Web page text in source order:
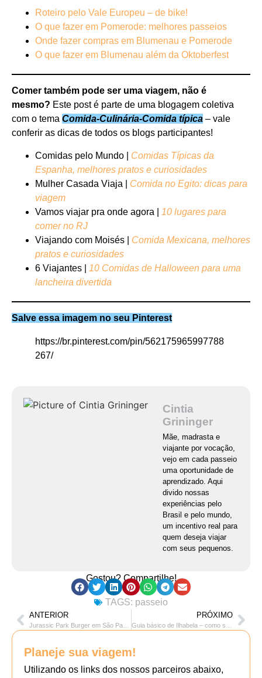
Roteiro pelo Vale Europeu – de bike!
O que fazer em Pomerode: melhores passeios
Onde fazer compras em Blumenau e Pomerode
O que fazer em Blumenau além da Oktoberfest
Comer também pode ser uma viagem, não é
mesmo? Este post é parte de uma blogagem coletiva
com o tema Comida-Culinária-Comida típica – vale
conferir as dicas de todos os blogs participantes!
Comidas pelo Mundo | Comidas Típicas da
Espanha, melhores pratos e curiosidades
Mulher Casada Viaja | Comida no Egito: dicas para
viagem
Vamos viajar pra onde agora | 10 lugares para
comer no RJ
Viajando com Moisés | Comida Mexicana, melhores
pratos e curiosidades
6 Viajantes | 10 Comidas de Halloween para uma
lancheira divertida
Salve essa imagem no seu Pinterest
https://br.pinterest.com/pin/562175965997788
267/
Cintia
Grininger
Mãe, madrasta e
viajante por vocação,
vejo em cada passeio
uma oportunidade de
aprendizado. Aqui
divido nossas
experiências pelo
Brasil e pelo mundo,
um incentivo real para
quem deseja viajar
com seus pequenos.
Gostou? Compartilhe!
TAGS: passeio
ANTERIOR PRÓXIMO
Planeje sua viagem!
Utilizando os links dos nossos parceiros abaixo,